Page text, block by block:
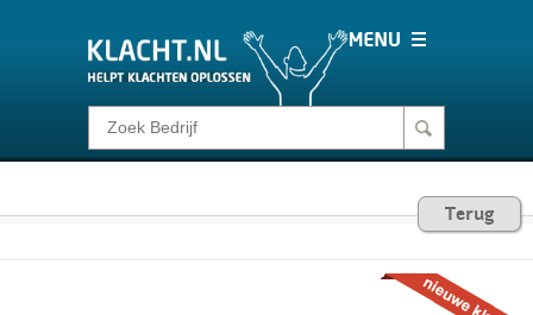
Klacht melden
Consumentenrecht Terug